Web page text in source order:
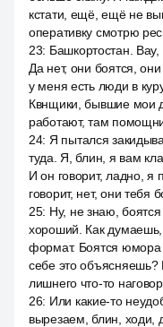
кстати, ещё, ещё не
оперативку смотрю
23: Башкортостан.
Да нет, они боятся,
у меня есть люди в
Квнщики, бывшие мои
работают, там
24: Я пытался
туда. Я, блин, я вам
И он говорит, ладно, я
говорит, нет, они тебя
25: Ну, не знаю,
хороший. Как думаешь,
формат. Боятся юмора
себе это объясняешь?
лишнего что-то
26: Или какие-то
вырезаем, блин, ходи,